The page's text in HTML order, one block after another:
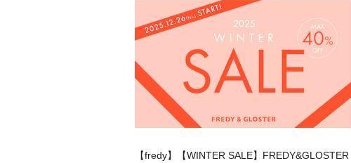
【fredy】【WINTER SALE】FREDY&GLOSTER